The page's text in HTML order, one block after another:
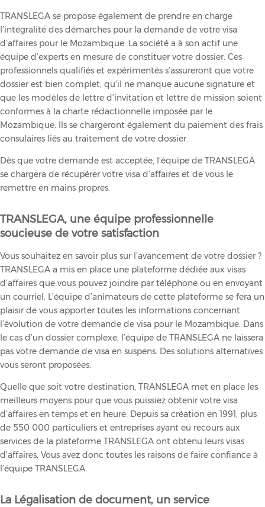
TRANSLEGA se propose également de prendre en charge
l’intégralité des démarches pour la demande de votre visa
d’affaires pour le Mozambique. La société a à son actif une
équipe d’experts en mesure de constituer votre dossier. Ces
professionnels qualifiés et expérimentés s’assureront que votre
dossier est bien complet, qu’il ne manque aucune signature et
que les modèles de lettre d’invitation et lettre de mission soient
conformes à la charte rédactionnelle imposée par le
Mozambique. Ils se chargeront également du paiement des frais
consulaires liés au traitement de votre dossier.
Dès que votre demande est acceptée, l’équipe de TRANSLEGA
se chargera de récupérer votre visa d’affaires et de vous le
remettre en mains propres.
TRANSLEGA, une équipe professionnelle
soucieuse de votre satisfaction
Vous souhaitez en savoir plus sur l’avancement de votre dossier ?
TRANSLEGA a mis en place une plateforme dédiée aux visas
d’affaires que vous pouvez joindre par téléphone ou en envoyant
un courriel. L’équipe d’animateurs de cette plateforme se fera un
plaisir de vous apporter toutes les informations concernant
l’évolution de votre demande de visa pour le Mozambique. Dans
le cas d’un dossier complexe, l’équipe de TRANSLEGA ne laissera
pas votre demande de visa en suspens. Des solutions alternatives
vous seront proposées.
Quelle que soit votre destination, TRANSLEGA met en place les
meilleurs moyens pour que vous puissiez obtenir votre visa
d’affaires en temps et en heure. Depuis sa création en 1991, plus
de 550 000 particuliers et entreprises ayant eu recours aux
services de la plateforme TRANSLEGA ont obtenu leurs visas
d’affaires. Vous avez donc toutes les raisons de faire confiance à
l’équipe TRANSLEGA.
La Légalisation de document, un service